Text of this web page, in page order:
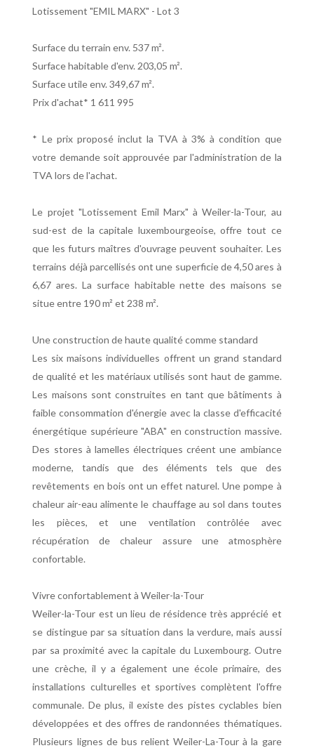
Lotissement "EMIL MARX" - Lot 3
Surface du terrain env. 537 m².
Surface habitable d'env. 203,05 m².
Surface utile env. 349,67 m².
Prix d'achat* 1 611 995
* Le prix proposé inclut la TVA à 3% à condition que
votre demande soit approuvée par l'administration de la
TVA lors de l'achat.
Le projet "Lotissement Emil Marx" à Weiler-la-Tour, au
sud-est de la capitale luxembourgeoise, offre tout ce
que les futurs maîtres d'ouvrage peuvent souhaiter. Les
terrains déjà parcellisés ont une superficie de 4,50 ares à
6,67 ares. La surface habitable nette des maisons se
situe entre 190 m² et 238 m².
Une construction de haute qualité comme standard
Les six maisons individuelles offrent un grand standard
de qualité et les matériaux utilisés sont haut de gamme.
Les maisons sont construites en tant que bâtiments à
faible consommation d'énergie avec la classe d'efficacité
énergétique supérieure "ABA" en construction massive.
Des stores à lamelles électriques créent une ambiance
moderne, tandis que des éléments tels que des
revêtements en bois ont un effet naturel. Une pompe à
chaleur air-eau alimente le chauffage au sol dans toutes
les pièces, et une ventilation contrôlée avec
récupération de chaleur assure une atmosphère
confortable.
Vivre confortablement à Weiler-la-Tour
Weiler-la-Tour est un lieu de résidence très apprécié et
se distingue par sa situation dans la verdure, mais aussi
par sa proximité avec la capitale du Luxembourg. Outre
une crèche, il y a également une école primaire, des
installations culturelles et sportives complètent l'offre
communale. De plus, il existe des pistes cyclables bien
développées et des offres de randonnées thématiques.
Plusieurs lignes de bus relient Weiler-La-Tour à la gare